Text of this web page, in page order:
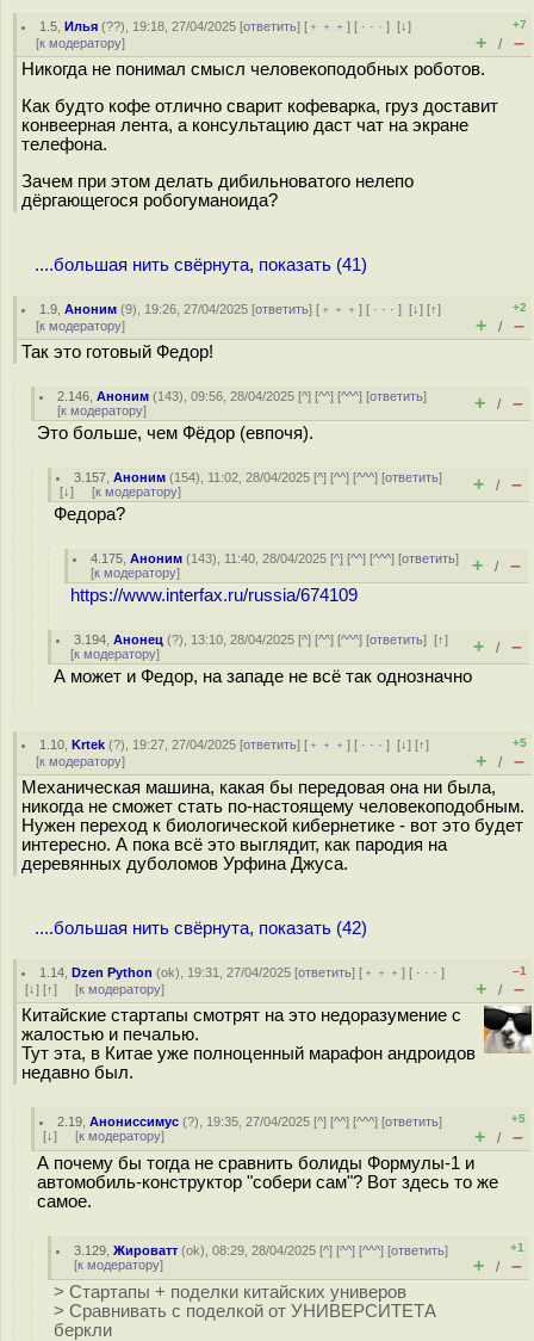
1.5 ,Илья (??), 19:18, 27/04/2025 [ответить] [ ﹢﹢﹢] [ · · ·][↓]
[к модератору]
+7
+ / –
Никогда не понимал смысл человекоподобных роботов.
Как будто кофе отлично сварит кофеварка, груз доставит
конвеерная лента, а консультацию даст чат на экране
телефона.
Зачем при этом делать дибильноватого нелепо
дёргающегося робогуманоида?
....большая нить свёрнута, показать (41)
1.9 ,Аноним (9), 19:26, 27/04/2025 [ответить] [ ﹢﹢﹢] [ · · ·][↓] [↑]
[к модератору]
+2
+ / –
Так это готовый Федор!
2.146 ,Аноним (143), 09:56, 28/04/2025 [^] [^^] [^^^] [ответить]
[к модератору] + / –
Это больше, чем Фёдор (евпочя).
3.157 ,Аноним (154), 11:02, 28/04/2025 [^] [^^] [^^^] [ответить]
[↓] [к модератору] + / –
Федора?
4.175 ,Аноним (143), 11:40, 28/04/2025 [^] [^^] [^^^] [ответить]
[к модератору] + / –
https://www.interfax.ru/russia/674109
3.194 ,Анонец (?), 13:10, 28/04/2025 [^] [^^] [^^^] [ответить][↑]
[к модератору] + / –
А может и Федор, на западе не всё так однозначно
1.10 ,Krtek (?), 19:27, 27/04/2025 [ответить] [ ﹢﹢﹢] [ · · ·][↓] [↑]
[к модератору]
+5
+ / –
Механическая машина, какая бы передовая она ни была,
никогда не сможет стать по-настоящему человекоподобным.
Нужен переход к биологической кибернетике - вот это будет
интересно. А пока всё это выглядит, как пародия на
деревянных дуболомов Урфина Джуса.
....большая нить свёрнута, показать (42)
1.14 ,Dzen Python (ok), 19:31, 27/04/2025 [ответить] [ ﹢﹢﹢] [ · · ·]
[↓] [↑] [к модератору]
–1
+ / –
Китайские стартапы смотрят на это недоразумение с
жалостью и печалью.
Тут эта, в Китае уже полноценный марафон андроидов
недавно был.
2.19 ,Анониссимус (?), 19:35, 27/04/2025 [^] [^^] [^^^] [ответить]
[↓] [к модератору]
+5
+ / –
А почему бы тогда не сравнить болиды Формулы-1 и
автомобиль-конструктор "собери сам"? Вот здесь то же
самое.
3.129 ,Жироватт (ok), 08:29, 28/04/2025 [^] [^^] [^^^] [ответить]
[к модератору]
+1
+ / –
> Стартапы + поделки китайских универов
> Сравнивать с поделкой от УНИВЕРСИТЕТА
беркли